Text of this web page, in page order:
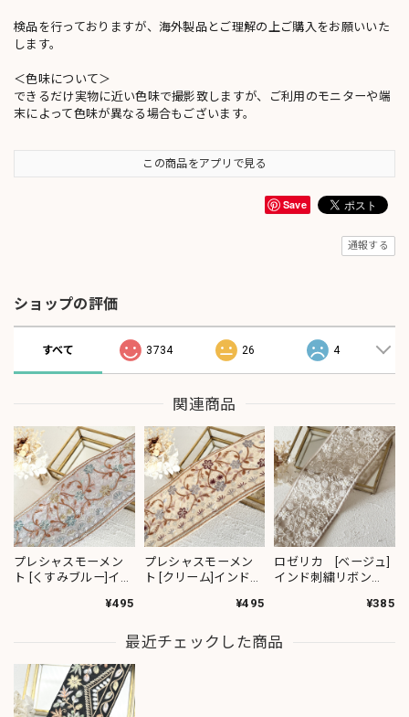
検品を行っておりますが、海外製品とご理解の上ご購入をお願いいた
します。
＜色味について＞
できるだけ実物に近い色味で撮影致しますが、ご利用のモニターや端
末によって色味が異なる場合もございます。
この商品をアプリで見る
Save
通報する
ショップの評価
すべて 3734 26 4
関連商品
プレシャスモーメン
ト [くすみブルー]イン
¥495
プレシャスモーメン
ト [クリーム]インド刺
¥495
ロゼリカ [ベージュ]
インド刺繍リボン
¥385
最近チェックした商品